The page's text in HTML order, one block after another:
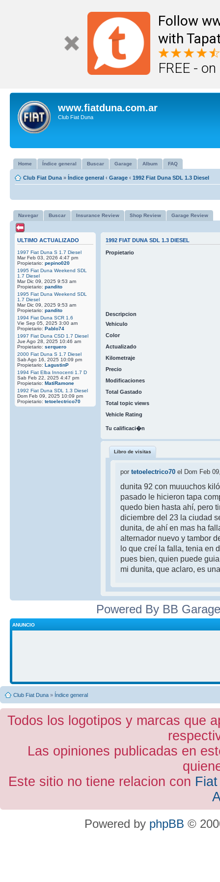
Follow
with
FREE -
www.fiatduna.com.ar
Club Fiat Duna
Home Índice general Buscar Garage Album FAQ
Club Fiat Duna » Índice general ‹ Garage ‹ 1992 Fiat Duna SDL 1.3 Diesel
Navegar Buscar Insurance Review Shop Review Garage Review
ULTIMO ACTUALIZADO
1997 Fiat Duna S 1.7 Diesel
Mar Feb 03, 2026 4:47 pm
Propietario: pepino020
1995 Fiat Duna Weekend SDL
1.7 Diesel
Mar Dic 09, 2025 9:53 am
Propietario: pandito
1995 Fiat Duna Weekend SDL
1.7 Diesel
Mar Dic 09, 2025 9:53 am
Propietario: pandito
1994 Fiat Duna SCR 1.6
Vie Sep 05, 2025 3:00 am
Propietario: Pablo74
1997 Fiat Duna CSD 1.7 Diesel
Jue Ago 28, 2025 10:46 am
Propietario: serquero
2000 Fiat Duna S 1.7 Diesel
Sab Ago 16, 2025 10:09 pm
Propietario: LagustinP
1994 Fiat Elba Innocenti 1.7 D
Sab Feb 22, 2025 4:47 pm
Propietario: MatiRamone
1992 Fiat Duna SDL 1.3 Diesel
Dom Feb 09, 2025 10:09 pm
Propietario: tetoelectrico70
1992 FIAT DUNA SDL 1.3 DIESEL
Propietario
Descripcion
Vehiculo
Color
Actualizado
Kilometraje
Precio
Modificaciones
Total Gastado
Total topic views
Vehicle Rating
Tu calificaci�n
Libro de visitas
por tetoelectrico70el Dom Feb
dunita 92 con muuuchos
pasado le hicieron tapa
quedo bien hasta ahí, pero
diciembre del 23 la ciudad
dunita, de ahí en mas ha
alternador nuevo y tambor
lo que creí la falla, tenia en
pues bien, quien puede
mi dunita, que aclaro, es
Powered By BB
ANUNCIO
Club Fiat Duna » Índice general
Todos los logotipos y marcas que
Las opiniones publicadas en
Este sitio no tiene relacion con
Powered by phpBB ©